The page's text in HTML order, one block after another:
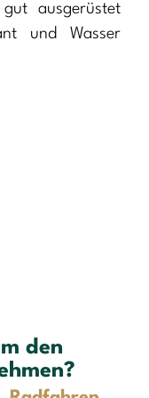
ausgerüstet
und Wasser
den